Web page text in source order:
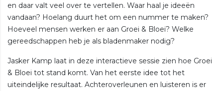
en daar valt veel over te vertellen. Waar haal je ideeën
vandaan? Hoelang duurt het om een nummer te maken?
Hoeveel mensen werken er aan Groei & Bloei? Welke
gereedschappen heb je als bladenmaker nodig?
Jasker Kamp laat in deze interactieve sessie zien hoe Groei
& Bloei tot stand komt. Van het eerste idee tot het
uiteindelijke resultaat. Achteroverleunen en luisteren is er